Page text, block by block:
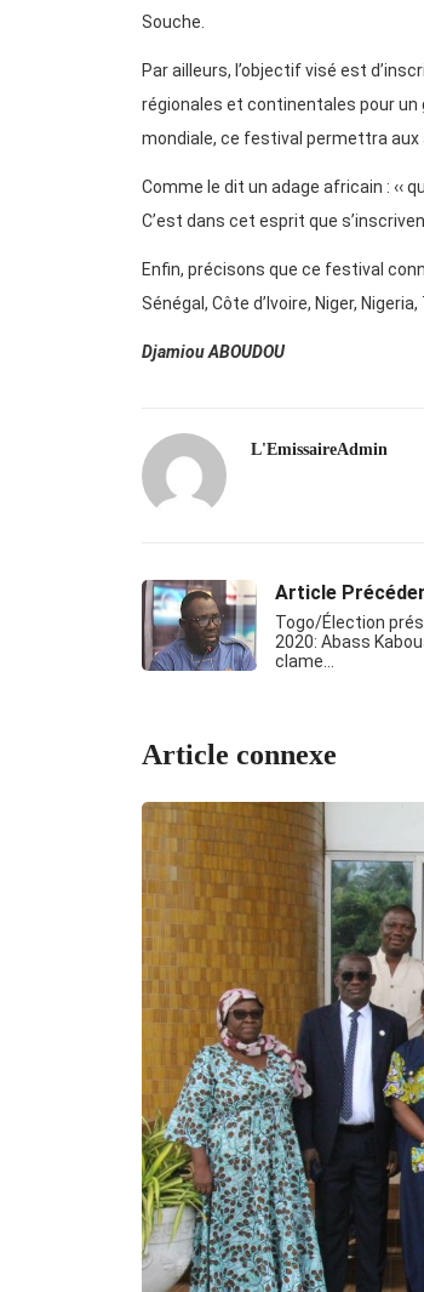
Souche.
Par ailleurs, l’objectif visé est
régionales et continentales pour un
mondiale, ce festival permettra
Comme le dit un adage africain : ‹‹
C’est dans cet esprit que
Enfin, précisons que ce festival
Sénégal, Côte d’Ivoire, Niger,
Djamiou ABOUDOU
L'EmissaireAdmin
Article
Togo/Élection
2020: Abass
clame…
Article connexe